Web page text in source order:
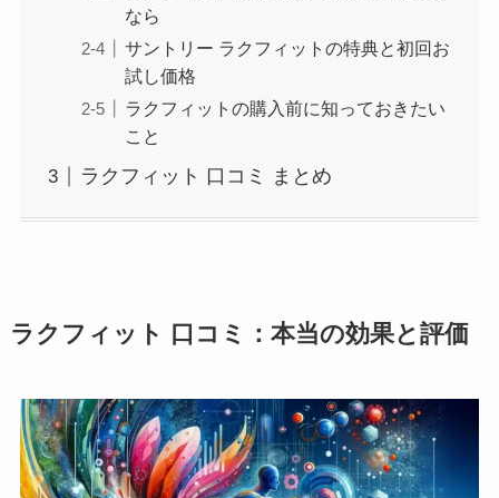
なら
サントリー ラクフィットの特典と初回お
試し価格
ラクフィットの購入前に知っておきたい
こと
ラクフィット 口コミ まとめ
ラクフィット 口コミ：本当の効果と評価